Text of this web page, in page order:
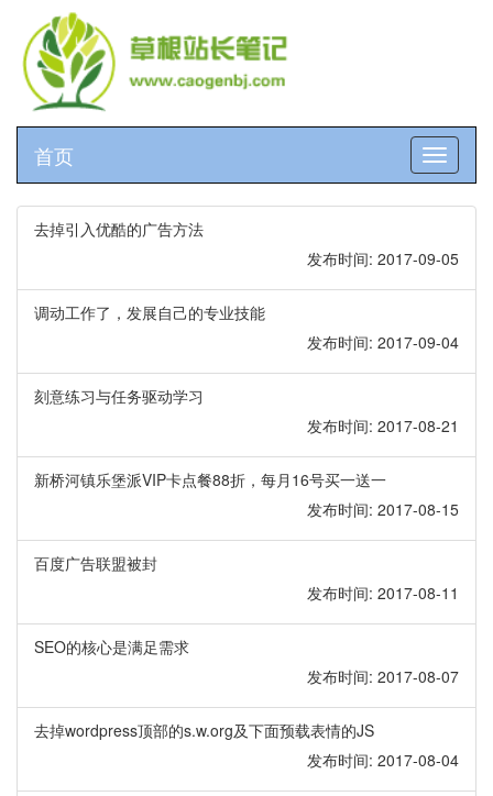
切
换
导
首页
去掉引入优酷的广告方法
发布时间: 2017-09-05
调动工作了，发展自己的专业技能
发布时间: 2017-09-04
刻意练习与任务驱动学习
发布时间: 2017-08-21
新桥河镇乐堡派VIP卡点餐88折，每月16号买一送一
发布时间: 2017-08-15
百度广告联盟被封
发布时间: 2017-08-11
SEO的核心是满足需求
发布时间: 2017-08-07
去掉wordpress顶部的s.w.org及下面预载表情的JS
发布时间: 2017-08-04